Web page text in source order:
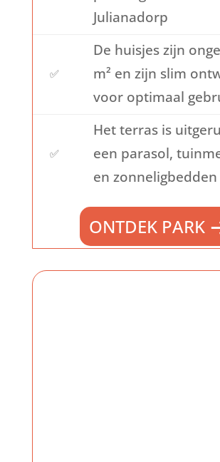
Julianadorp
✅
De huisjes zijn
m² en zijn slim
voor optimaal
✅
Het terras is
een parasol,
en zonneligbedden
ONTDEK PARK